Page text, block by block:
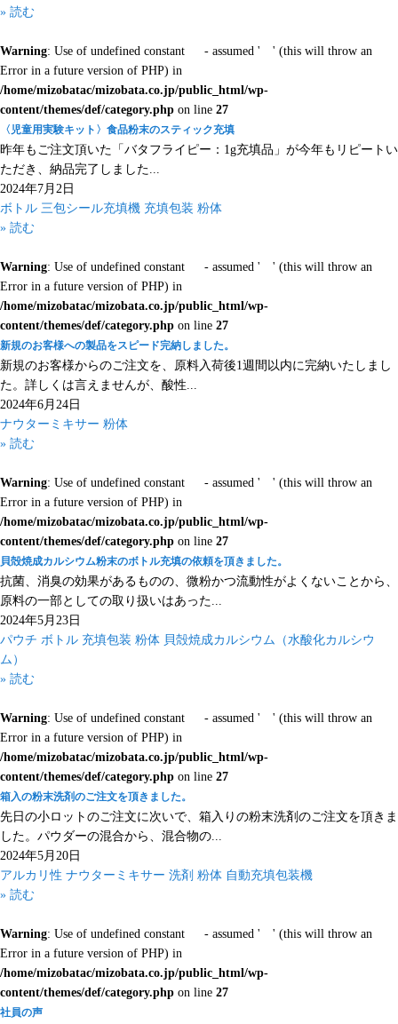
» 読む
Warning: Use of undefined constant - assumed ' ' (this will throw an
Error in a future version of PHP) in
/home/mizobatac/mizobata.co.jp/public_html/wp-
content/themes/def/category.php on line 27
〈児童用実験キット〉食品粉末のスティック充填
昨年もご注文頂いた「バタフライピー：1g充填品」が今年もリピートい
ただき、納品完了しました...
2024年7月2日
ボトル 三包シール充填機 充填包装 粉体
» 読む
Warning: Use of undefined constant - assumed ' ' (this will throw an
Error in a future version of PHP) in
/home/mizobatac/mizobata.co.jp/public_html/wp-
content/themes/def/category.php on line 27
新規のお客様への製品をスピード完納しました。
新規のお客様からのご注文を、原料入荷後1週間以内に完納いたしまし
た。詳しくは言えませんが、酸性...
2024年6月24日
ナウターミキサー 粉体
» 読む
Warning: Use of undefined constant - assumed ' ' (this will throw an
Error in a future version of PHP) in
/home/mizobatac/mizobata.co.jp/public_html/wp-
content/themes/def/category.php on line 27
貝殻焼成カルシウム粉末のボトル充填の依頼を頂きました。
抗菌、消臭の効果があるものの、微粉かつ流動性がよくないことから、
原料の一部としての取り扱いはあった...
2024年5月23日
パウチ ボトル 充填包装 粉体 貝殻焼成カルシウム（水酸化カルシウ
ム）
» 読む
Warning: Use of undefined constant - assumed ' ' (this will throw an
Error in a future version of PHP) in
/home/mizobatac/mizobata.co.jp/public_html/wp-
content/themes/def/category.php on line 27
箱入の粉末洗剤のご注文を頂きました。
先日の小ロットのご注文に次いで、箱入りの粉末洗剤のご注文を頂きま
した。パウダーの混合から、混合物の...
2024年5月20日
アルカリ性 ナウターミキサー 洗剤 粉体 自動充填包装機
» 読む
Warning: Use of undefined constant - assumed ' ' (this will throw an
Error in a future version of PHP) in
/home/mizobatac/mizobata.co.jp/public_html/wp-
content/themes/def/category.php on line 27
社員の声